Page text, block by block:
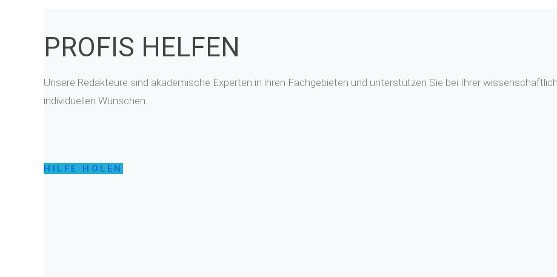
PROFIS HELFEN
Unsere Redakteure sind akademische Experten in ihren Fachgebieten und unterstützen Sie bei Ihrer
individuellen Wünschen.
HILFE HOLEN